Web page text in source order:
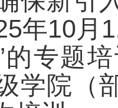
年10月
的专题
学院（